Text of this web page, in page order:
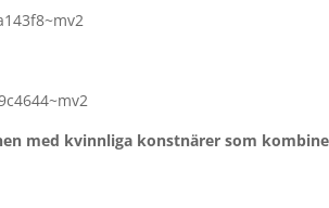
med kvinnliga konstnärer som